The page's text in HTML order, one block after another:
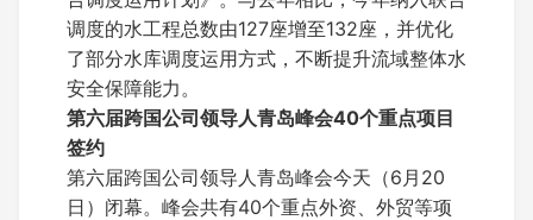
调度的水工程总数由127座增至132座，并优化
了部分水库调度运用方式，不断提升流域整体水
安全保障能力。
第六届跨国公司领导人青岛峰会40个重点项目
签约
第六届跨国公司领导人青岛峰会今天（6月20
日）闭幕。峰会共有40个重点外资、外贸等项